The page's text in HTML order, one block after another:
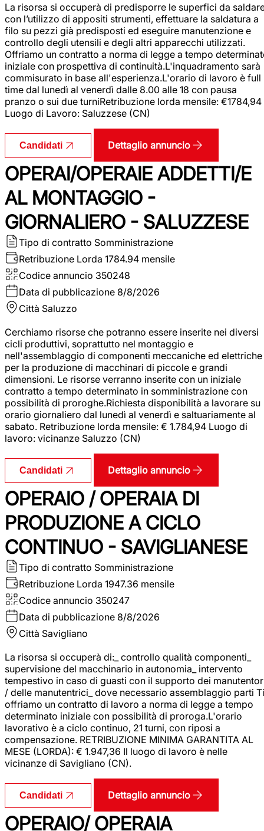
La risorsa si occuperà di predisporre le superfici da
con l’utilizzo di appositi strumenti, effettuare la saldatura a
filo su pezzi già predisposti ed eseguire manutenzione e
controllo degli utensili e degli altri apparecchi utilizzati.
Offriamo un contratto a norma di legge a tempo
iniziale con prospettiva di continuità.L'inquadramento sarà
commisurato in base all'esperienza.L'orario di lavoro è full
time dal lunedì al venerdì dalle 8.00 alle 18 con pausa
pranzo o sui due turniRetribuzione lorda mensile: €1784,94
Luogo di Lavoro: Saluzzese (CN)
Candidati Dettaglio annuncio
OPERAI/OPERAIE ADDETTI/E
AL MONTAGGIO -
GIORNALIERO - SALUZZESE
Tipo di contratto Somministrazione
Retribuzione Lorda 1784.94 mensile
Codice annuncio 350248
Data di pubblicazione 8/8/2026
Città Saluzzo
Cerchiamo risorse che potranno essere inserite nei diversi
cicli produttivi, soprattutto nel montaggio e
nell'assemblaggio di componenti meccaniche ed elettriche
per la produzione di macchinari di piccole e grandi
dimensioni. Le risorse verranno inserite con un iniziale
contratto a tempo determinato in somministrazione con
possibilità di proroghe.Richiesta disponibilità a lavorare su
orario giornaliero dal lunedì al venerdì e saltuariamente al
sabato. Retribuzione lorda mensile: € 1.784,94 Luogo di
lavoro: vicinanze Saluzzo (CN)
Candidati Dettaglio annuncio
OPERAIO / OPERAIA DI
PRODUZIONE A CICLO
CONTINUO - SAVIGLIANESE
Tipo di contratto Somministrazione
Retribuzione Lorda 1947.36 mensile
Codice annuncio 350247
Data di pubblicazione 8/8/2026
Città Savigliano
La risorsa si occuperà di:_ controllo qualità componenti_
supervisione del macchinario in autonomia_ intervento
tempestivo in caso di guasti con il supporto dei
/ delle manutentrici_ dove necessario assemblaggio parti Ti
offriamo un contratto di lavoro a norma di legge a tempo
determinato iniziale con possibilità di proroga.L'orario
lavorativo è a ciclo continuo, 21 turni, con riposi a
compensazione. RETRIBUZIONE MINIMA GARANTITA AL
MESE (LORDA): € 1.947,36 Il luogo di lavoro è nelle
vicinanze di Savigliano (CN).
Candidati Dettaglio annuncio
OPERAIO/ OPERAIA